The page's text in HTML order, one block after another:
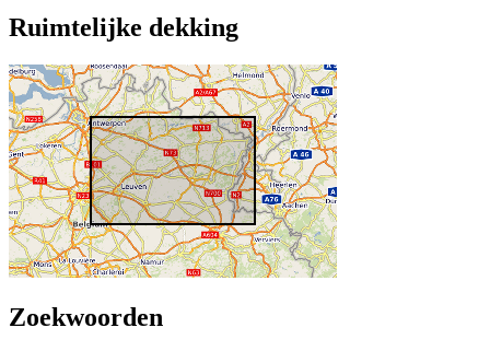
Ruimtelijke dekking
Zoekwoorden